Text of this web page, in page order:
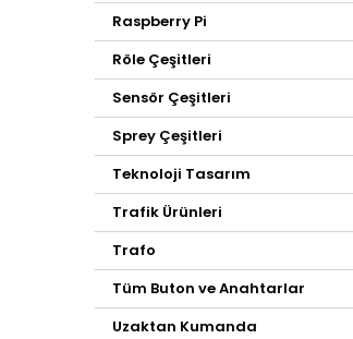
Raspberry Pi
Röle Çeşitleri
Sensör Çeşitleri
Sprey Çeşitleri
Teknoloji Tasarım
Trafik Ürünleri
Trafo
Tüm Buton ve Anahtarlar
Uzaktan Kumanda